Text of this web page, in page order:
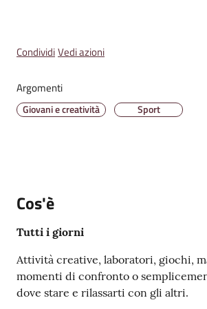
Tutti
u
r
i
m
o
CondividiVedi azioni
Argomenti
Giovani e creatività Sport
Cos'è
Tutti i giorni
Attività creative, laboratori, giochi,
momenti di confronto o
dove stare e rilassarti con gli altri.